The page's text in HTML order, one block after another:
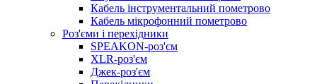
Кабель інструментальний пометрово
Кабель мікрофонний пометрово
Роз'єми і перехідники
SPEAKON-роз'єм
XLR-роз'єм
Джек-роз'єм